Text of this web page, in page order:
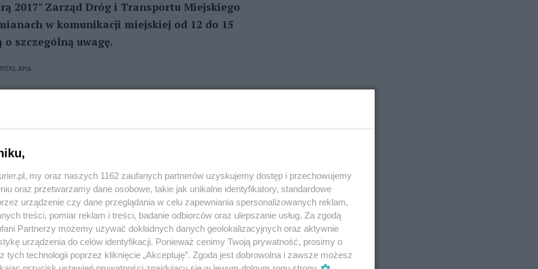
2017" Zarząd Dróg i Transportu Miejskiego
w komunikacji miejskiej od 12 do 15
szczególną uwagę.
REKLAMA
od Kapitańskiej do Bulwar Piastowski)
(godz. 5:00). Utrudnień możemy spodziewać
i Szczerbcowej.
17.00 do 15 maja do godz. 4.30 nastąpi zmiana
my oraz naszych 1162 zaufanych partnerów uzyskujemy dostęp i przechowujemy
oraz przetwarzamy dane osobowe, takie jak unikalne identyfikatory, standardowe
urządzenie czy dane przeglądania w celu zapewniania spersonalizowanych reklam,
treści, pomiar reklam i treści, badanie odbiorców oraz ulepszanie usług. Za zgodą
Partnerzy możemy używać dokładnych danych geolokalizacyjnych oraz aktywnie
urządzenia do celów identyfikacji. Ponieważ cenimy Twoją prywatność, prosimy o
tych technologii poprzez kliknięcie „Akceptuję”. Zgoda jest dobrowolna i zawsze możesz